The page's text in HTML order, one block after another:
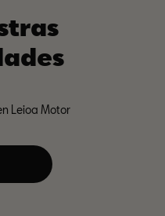
Leioa Motor